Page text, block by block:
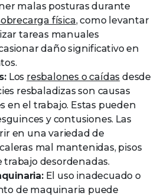
malas posturas durante
física, como levantar
tareas manuales
daño significativo en
Los resbalones o caídas desde
resbaladizas son causas
en el trabajo. Estas pueden
y contusiones. Las
en una variedad de
mal mantenidas, pisos
trabajo desordenadas.
El uso inadecuado o
de maquinaria puede